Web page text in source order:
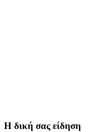
Η δική σας είδηση